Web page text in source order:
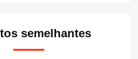
semelhantes